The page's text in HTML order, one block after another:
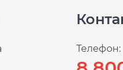
Телефон: